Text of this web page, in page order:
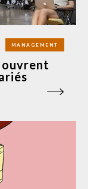
MANAGEMENT
ouvrent